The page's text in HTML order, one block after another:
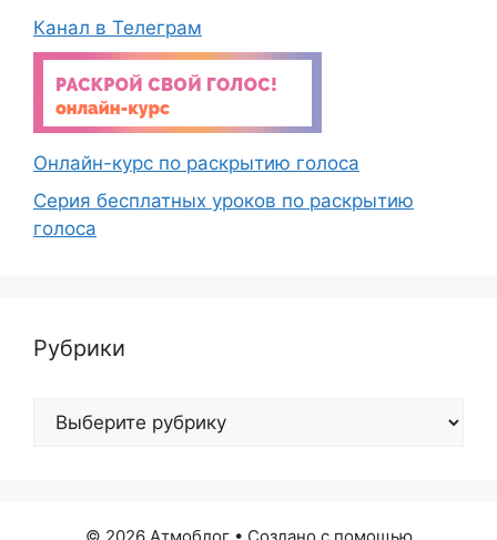
Канал в Телеграм
Онлайн-курс по раскрытию голоса
Серия бесплатных уроков по раскрытию
голоса
Рубрики
Рубрики
© 2026 Атмоблог• Создано с помощью